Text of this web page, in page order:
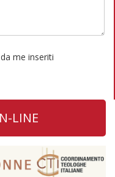
me inseriti
LINE